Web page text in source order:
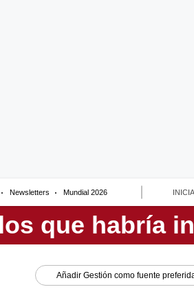
Newsletters Mundial 2026
Añadir Gestión como fuente